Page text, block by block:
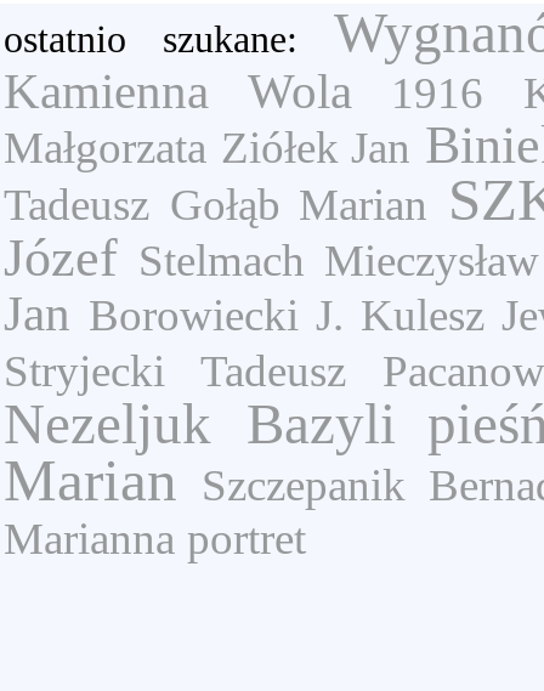
ostatnio szukane:
Kamienna Wola 1916
Małgorzata Ziółek Jan
Tadeusz Gołąb Marian
Józef Stelmach Mieczysław
Jan Borowiecki J. Kulesz
Stryjecki Tadeusz
Nezeljuk Bazyli
Marian Szczepanik
Marianna portret